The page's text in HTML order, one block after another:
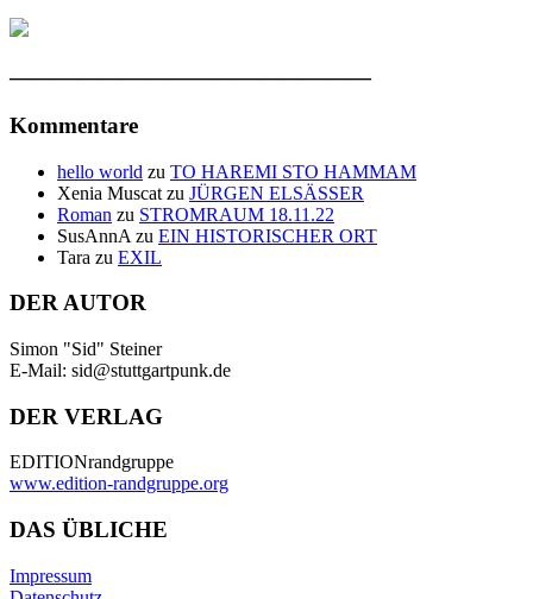
————————————————
Kommentare
hello world zu TO HAREMI STO HAMMAM
Xenia Muscat zu JÜRGEN ELSÄSSER
Roman zu STROMRAUM 18.11.22
SusAnnA zu EIN HISTORISCHER ORT
Tara zu EXIL
DER AUTOR
Simon "Sid" Steiner
E-Mail: sid@stuttgartpunk.de
DER VERLAG
EDITIONrandgruppe
www.edition-randgruppe.org
DAS ÜBLICHE
Impressum